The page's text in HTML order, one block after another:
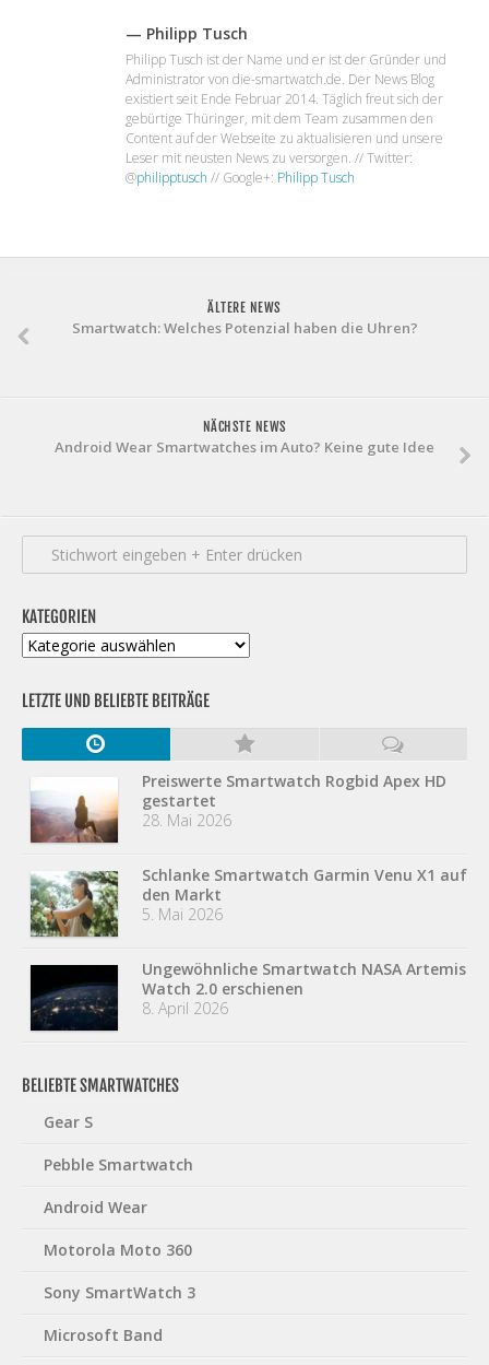
— Philipp Tusch
Philipp Tusch ist der Name und er ist der Gründer und
Administrator von die-smartwatch.de. Der News Blog
existiert seit Ende Februar 2014. Täglich freut sich der
gebürtige Thüringer, mit dem Team zusammen den
Content auf der Webseite zu aktualisieren und unsere
Leser mit neusten News zu versorgen. // Twitter:
@philipptusch // Google+: Philipp Tusch
ÄLTERE NEWS
Smartwatch: Welches Potenzial haben die Uhren?
NÄCHSTE NEWS
Android Wear Smartwatches im Auto? Keine gute Idee
KATEGORIEN
Kategorien
LETZTE UND BELIEBTE BEITRÄGE
Preiswerte Smartwatch Rogbid Apex HD
gestartet
28. Mai 2026
Schlanke Smartwatch Garmin Venu X1 auf
den Markt
5. Mai 2026
Ungewöhnliche Smartwatch NASA Artemis
Watch 2.0 erschienen
8. April 2026
BELIEBTE SMARTWATCHES
Gear S
Pebble Smartwatch
Android Wear
Motorola Moto 360
Sony SmartWatch 3
Microsoft Band